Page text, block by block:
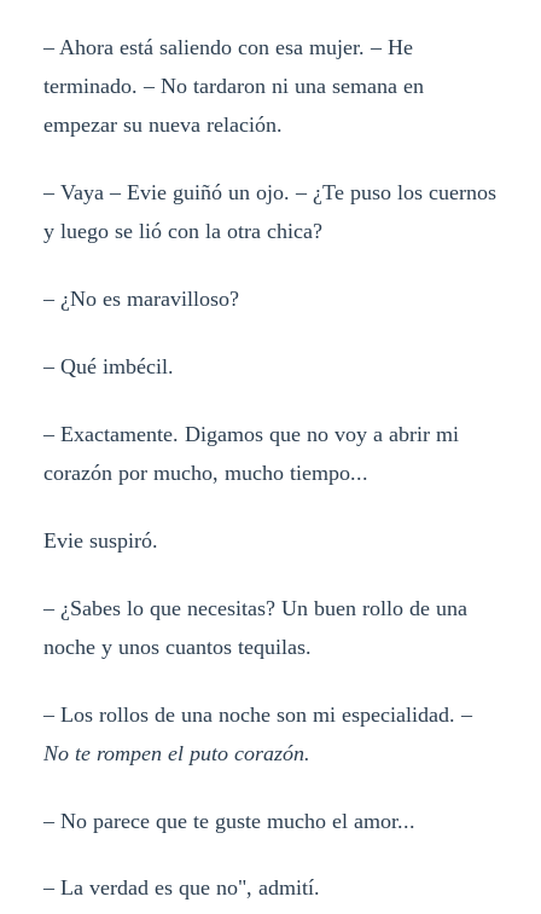
– Ahora está saliendo con esa mujer. – He
terminado. – No tardaron ni una semana en
empezar su nueva relación.
– Vaya – Evie guiñó un ojo. – ¿Te puso los cuernos
y luego se lió con la otra chica?
– ¿No es maravilloso?
– Qué imbécil.
– Exactamente. Digamos que no voy a abrir mi
corazón por mucho, mucho tiempo...
Evie suspiró.
– ¿Sabes lo que necesitas? Un buen rollo de una
noche y unos cuantos tequilas.
– Los rollos de una noche son mi especialidad. –
No te rompen el puto corazón.
– No parece que te guste mucho el amor...
– La verdad es que no", admití.